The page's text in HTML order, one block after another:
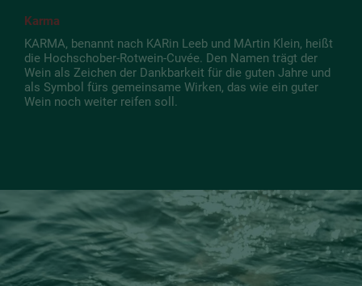
Karma
KARMA, benannt nach KARin Leeb und MArtin Klein, heißt
die Hochschober-Rotwein-Cuvée. Den Namen trägt der
Wein als Zeichen der Dankbarkeit für die guten Jahre und
als Symbol fürs gemeinsame Wirken, das wie ein guter
Wein noch weiter reifen soll.